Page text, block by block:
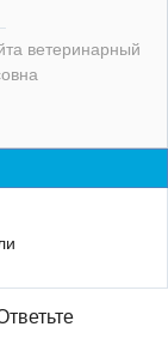
ветеринарный